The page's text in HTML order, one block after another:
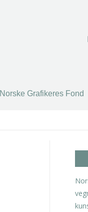
Norske Grafikeres Fond